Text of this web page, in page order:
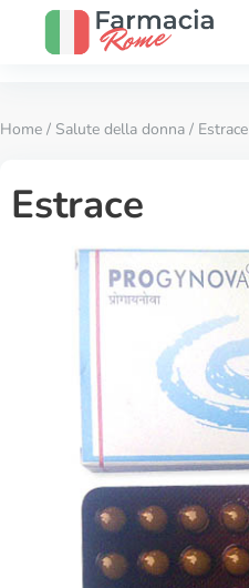
Home / Salute della donna / Estrace
Estrace